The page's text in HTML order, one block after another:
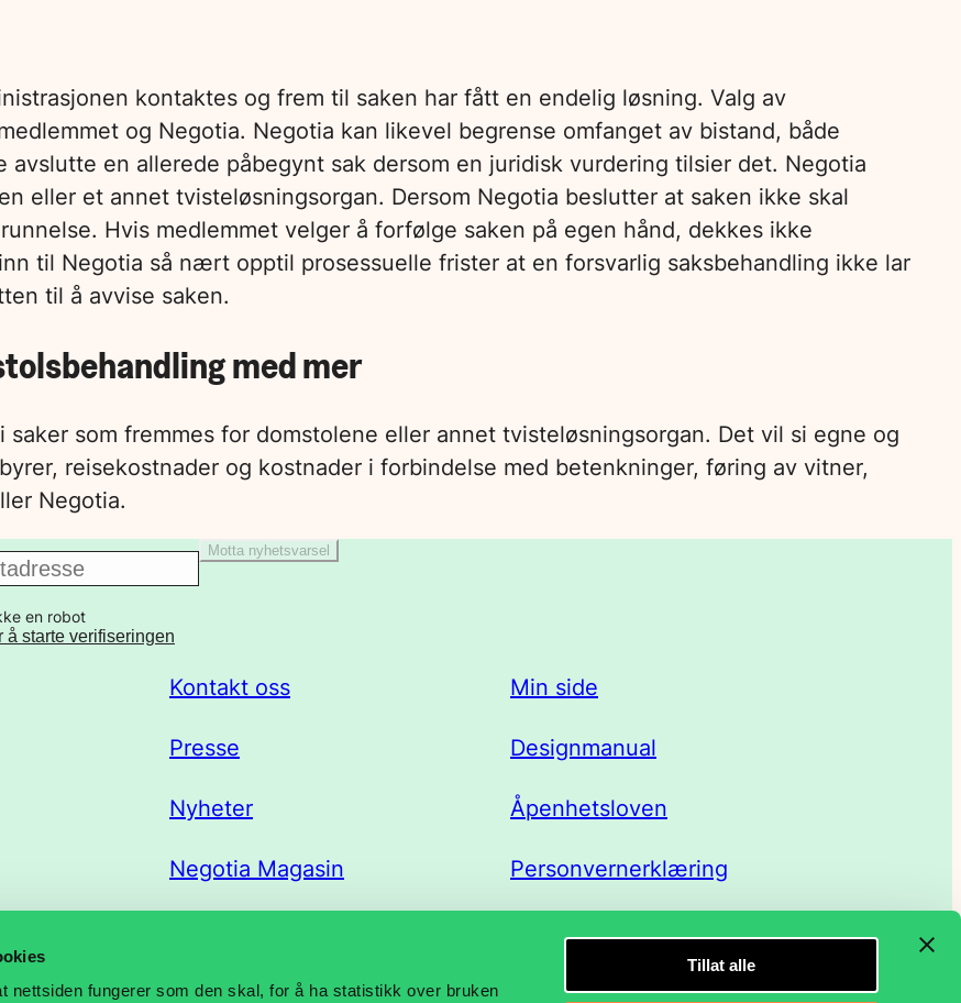
nettsiden fungerer som den skal, for å ha statistikk over bruken
Tillat alle
kontaktes og frem til saken har fått en endelig løsning. Valg av
og Negotia. Negotia kan likevel begrense omfanget av bistand, både
en allerede påbegynt sak dersom en juridisk vurdering tilsier det. Negotia
eller et annet tvisteløsningsorgan. Dersom Negotia beslutter at saken ikke skal
Hvis medlemmet velger å forfølge saken på egen hånd, dekkes ikke
til Negotia så nært opptil prosessuelle frister at en forsvarlig saksbehandling ikke lar
til å avvise saken.
med mer
som fremmes for domstolene eller annet tvisteløsningsorgan. Det vil si egne og
reisekostnader og kostnader i forbindelse med betenkninger, føring av vitner,
Negotia.
Motta nyhetsvarsel
en robot
å starte verifiseringen
Kontakt oss
Presse
Nyheter
Negotia Magasin
Min side
Designmanual
Åpenhetsloven
Personvernerklæring